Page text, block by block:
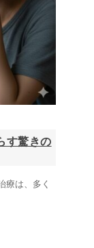
す驚きの
療は、多く